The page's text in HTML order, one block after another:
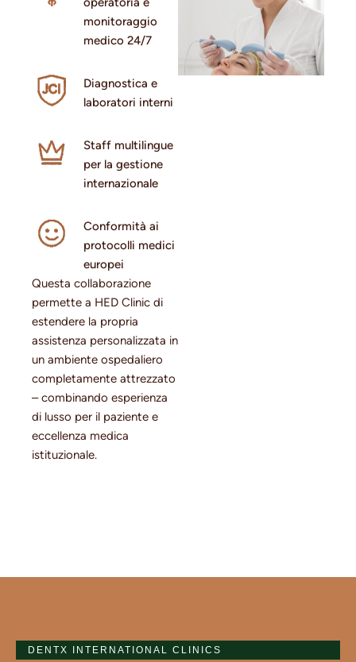
monitoraggio
medico 24/7
Diagnostica e
laboratori interni
Staff multilingue
per la gestione
internazionale
Conformità ai
protocolli medici
europei
Questa collaborazione
permette a HED Clinic di
estendere la propria
assistenza personalizzata in
un ambiente ospedaliero
completamente attrezzato
– combinando esperienza
di lusso per il paziente e
eccellenza medica
istituzionale.
DENTX INTERNATIONAL CLINICS